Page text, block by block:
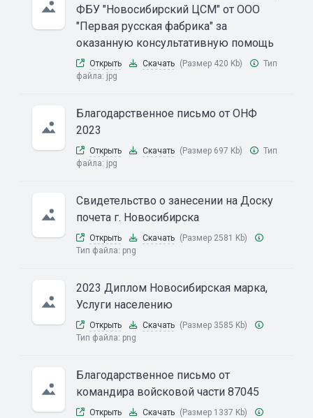
ФБУ "Новосибирский ЦСМ" от ООО
"Первая русская фабрика" за
оказанную консультативную помощь
Открыть Скачать (Размер 420 Kb)
Тип
файла: jpg
Благодарственное письмо от ОНФ
2023
Открыть Скачать (Размер 697 Kb)
Тип
файла: jpg
Свидетельство о занесении на Доску
почета г. Новосибирска
Открыть Скачать (Размер 2581 Kb)
Тип файла: png
2023 Диплом Новосибирская марка,
Услуги населению
Открыть Скачать (Размер 3585 Kb)
Тип файла: png
Благодарственное письмо от
командира войсковой части 87045
Открыть Скачать (Размер 1337 Kb)